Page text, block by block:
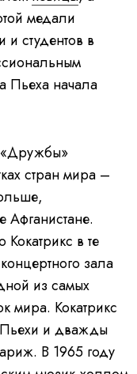
медали
студентов в
Пьеха начала
«Дружбы»
стран мира –
в те
зала
из самых
мира. Кокатрикс
Пьехи и дважды
В 1965 году